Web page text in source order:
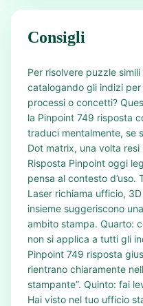
Consigli
Per risolvere puzzle
catalogando gli indizi
processi o concetti?
la Pinpoint 749 risposta
traduci mentalmente, se
Dot matrix, una volta
Risposta Pinpoint oggi
pensa al contesto d’uso.
Laser richiama ufficio,
insieme suggeriscono
ambito stampa. Quarto:
non si applica a tutti gli
Pinpoint 749 risposta
rientrano chiaramente
stampante”. Quinto: fai
Hai visto nel tuo ufficio